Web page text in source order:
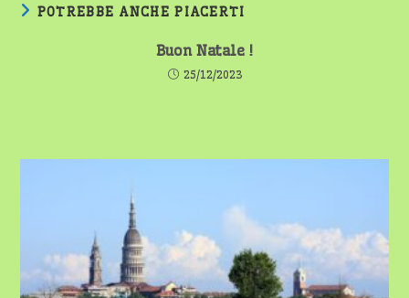
POTREBBE ANCHE PIACERTI
Buon Natale !
25/12/2023